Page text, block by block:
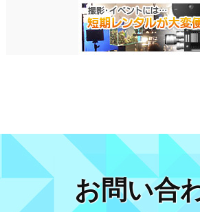
お問い合